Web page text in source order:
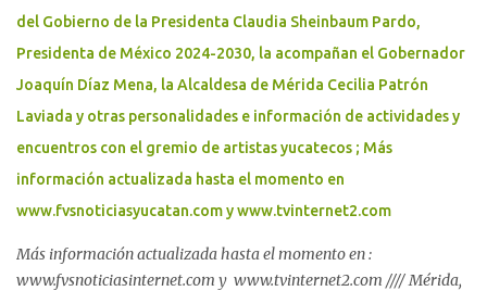
del Gobierno de la Presidenta Claudia Sheinbaum Pardo,
Presidenta de México 2024-2030, la acompañan el Gobernador
Joaquín Díaz Mena, la Alcaldesa de Mérida Cecilia Patrón
Laviada y otras personalidades e información de actividades y
encuentros con el gremio de artistas yucatecos ; Más
información actualizada hasta el momento en
www.fvsnoticiasyucatan.com y www.tvinternet2.com
Más información actualizada hasta el momento en :
www.fvsnoticiasinternet.com y www.tvinternet2.com //// Mérida,